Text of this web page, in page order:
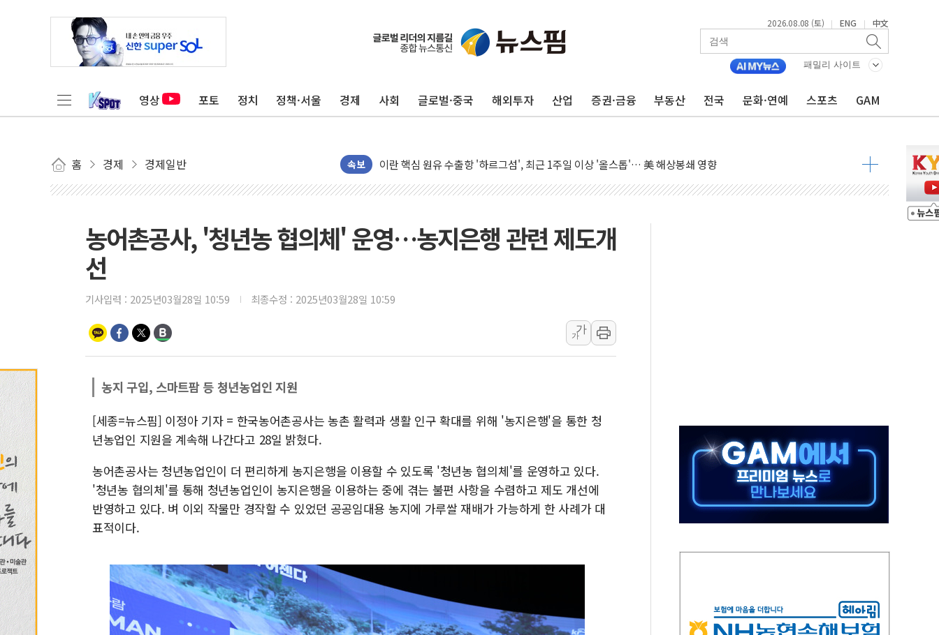
2026.08.08 (토) | ENG | 中文
패밀리 사이트
영상 포토 정치 정책·서울 경제 사회 글로벌·중국 해외투자 산업 증권·금융 부동산 전국 문화·연예 스포츠 GAM
홈 경제 경제일반 속보
유럽증시, 美 고용 예상 밖 부진에 연준 금리 인상 가능성 낮아지며 상승… STOXX 600 지수는 나흘 연속 최고치
미 연준 매파 기세 꺾이나…고용 감소에 9월 동결 전망 우세
트럼프, 백신·자폐증 행정명령 검토…"이르면 다음 주"
美 항소법원, 백악관 무도회장 공사 중단 명령…트럼프 제동
美 고용 쇼크에 엔화 장중 급등…시장은 "또 개입했나" 촉각
[AI MY 뉴스] 뉴욕 반도체주 프리뷰...美 고용 쇼크에 반도체주 '활짝'
[종합] 美 7월 고용 2만3000명 감소 '쇼크'…9월 금리 인상 기대 후퇴
[사진] 이슬람 수니파 3개국, 공동방위협정 체결
특정 정치인 측근 포항시 정책특보 내정설...포항시 '시끌'
李 "해남 태양광, 대한민국 다음 100년 밑거름…수도권 집중 완화 전환점"
[사진] 빈살만과 에르도안의 만남
농어촌공사, '청년농 협의체' 운영…농지은행 관련 제도개
선
기사입력 : 2025년03월28일 10:59 최종수정 : 2025년03월28일 10:59
가
가
농지 구입, 스마트팜 등 청년농업인 지원
[세종=뉴스핌] 이정아 기자 = 한국농어촌공사는 농촌 활력과 생활 인구 확대를 위해 '농지은행'을 통한 청
년농업인 지원을 계속해 나간다고 28일 밝혔다.
농어촌공사는 청년농업인이 더 편리하게 농지은행을 이용할 수 있도록 '청년농 협의체'를 운영하고 있다.
'청년농 협의체'를 통해 청년농업인이 농지은행을 이용하는 중에 겪는 불편 사항을 수렴하고 제도 개선에
반영하고 있다. 벼 이외 작물만 경작할 수 있었던 공공임대용 농지에 가루쌀 재배가 가능하게 한 사례가 대
표적이다.